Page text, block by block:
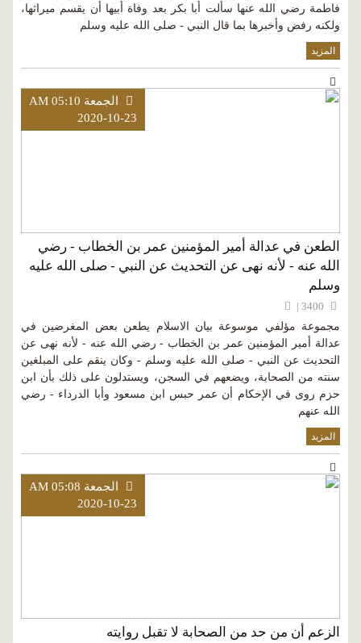
فاطمة رضي الله عنها سألت أبا بكر بعد وفاة أبيها أن يقسم ميراثها،
ولكنه رفض وأخبرها بما قال النبي - صلى الله عليه وسلم
المزيد
الجمعة AM 05:10
2020-10-23
الطعن في عدالة أمير المؤمنين عمر بن الخطاب - رضي
الله عنه - لأنه نهى عن التحديث عن النبي - صلى الله عليه
وسلم
مجموعة مؤلفي موسوعة بيان الاسلام يطعن بعض المغرضين في
عدالة أمير المؤمنين عمر بن الخطاب - رضي الله عنه - لأنه نهى عن
التحديث عن النبي - صلى الله عليه وسلم - وكان ينقم على المبلغين
سنته من الصحابة، ويضعهم في السجن، ويستدلون على ذلك بأن ابن
حزم روى في الإحكام أن عمر حبس ابن مسعود وأبا الدرداء - رضي
الله عنهم
المزيد
الجمعة AM 05:08
2020-10-23
الزعم أن من حد من الصحابة لا تقبل روايته